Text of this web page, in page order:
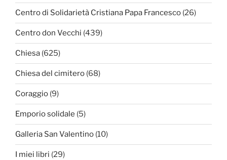
Centro di Solidarietà Cristiana Papa Francesco (26)
Centro don Vecchi (439)
Chiesa (625)
Chiesa del cimitero (68)
Coraggio (9)
Emporio solidale (5)
Galleria San Valentino (10)
I miei libri (29)